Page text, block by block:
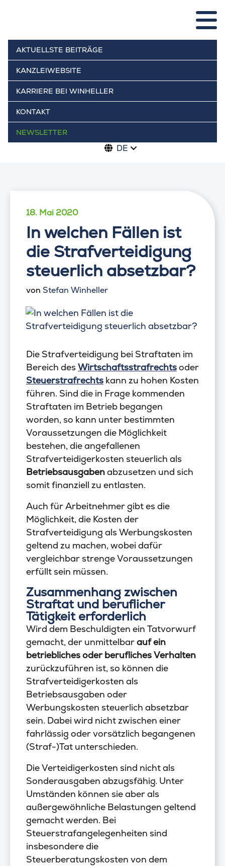
AKTUELLSTE BEITRÄGE
KANZLEIWEBSITE
KARRIERE BEI WINHELLER
KONTAKT
NEWSLETTER
DE
18. Mai 2020
In welchen Fällen ist
die Strafverteidigung
steuerlich absetzbar?
von Stefan Winheller
Die Strafverteidigung bei Straftaten im
Bereich desWirtschaftsstrafrechtsoder
Steuerstrafrechts kann zu hohen Kosten
führen. Sind die in Frage kommenden
Straftaten im Betrieb begangen
worden, so kann unter bestimmten
Voraussetzungen die Möglichkeit
bestehen, die angefallenen
Strafverteidigerkosten steuerlich als
Betriebsausgabenabzusetzen und sich
somit finanziell zu entlasten.
Auch für Arbeitnehmer gibt es die
Möglichkeit, die Kosten der
Strafverteidigung als Werbungskosten
geltend zu machen, wobei dafür
vergleichbar strenge Voraussetzungen
erfüllt sein müssen.
Zusammenhang zwischen
Straftat und beruflicher
Tätigkeit erforderlich
Wird dem Beschuldigten ein Tatvorwurf
gemacht, der unmittelbarauf ein
betriebliches oder berufliches Verhalten
zurückzuführen ist, so können die
Strafverteidigerkosten als
Betriebsausgaben oder
Werbungskosten steuerlich absetzbar
sein. Dabei wird nicht zwischen einer
fahrlässig oder vorsätzlich begangenen
(Straf-)Tat unterschieden.
Die Verteidigerkosten sind nicht als
Sonderausgaben abzugsfähig. Unter
Umständen können sie aber als
außergewöhnliche Belastungen geltend
gemacht werden. Bei
Steuerstrafangelegenheiten sind
insbesondere die
Steuerberatungskosten von dem